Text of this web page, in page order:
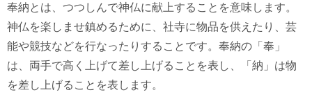
奉納とは、つつしんで神仏に献上することを意味します。
神仏を楽しませ鎮めるために、社寺に物品を供えたり、芸
能や競技などを行なったりすることです。奉納の「奉」
は、両手で高く上げて差し上げることを表し、「納」は物
を差し上げることを表します。